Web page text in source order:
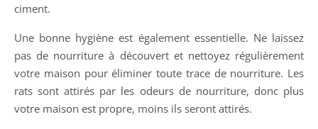
ciment.
Une bonne hygiène est également essentielle. Ne laissez
pas de nourriture à découvert et nettoyez régulièrement
votre maison pour éliminer toute trace de nourriture. Les
rats sont attirés par les odeurs de nourriture, donc plus
votre maison est propre, moins ils seront attirés.